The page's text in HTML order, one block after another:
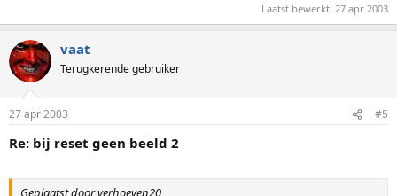
Laatst bewerkt: 27 apr 2003
vaat
Terugkerende gebruiker
27 apr 2003 #5
Re: bij reset geen beeld 2
Geplaatst door verhoeven20